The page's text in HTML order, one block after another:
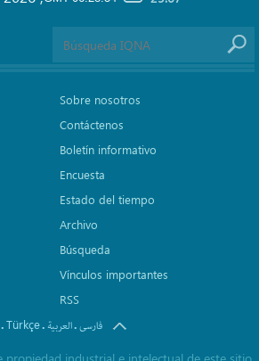
Sobre nosotros
Contáctenos
Boletín informativo
Encuesta
Estado del tiempo
Archivo
Búsqueda
Vínculos importantes
RSS
.Türkçe. العربیة.فارسی